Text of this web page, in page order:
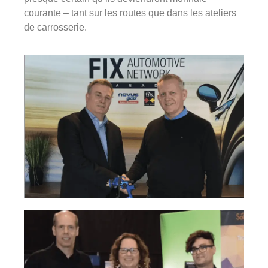
courante – tant sur les routes que dans les ateliers
de carrosserie.